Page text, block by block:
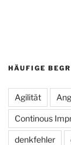
HÄUFIGE
Agilität
Continous
denkfehler